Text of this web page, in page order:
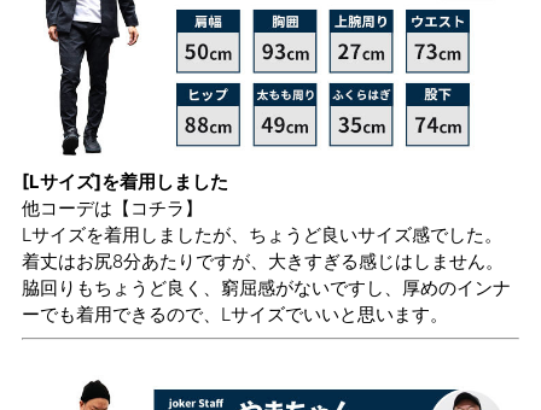
[Lサイズ]を着用しました
他コーデは 【コチラ】
Lサイズを着用しましたが、ちょうど良いサイズ感でした。
着丈はお尻8分あたりですが、大きすぎる感じはしません。
脇回りもちょうど良く、窮屈感がないですし、厚めのインナ
ーでも着用できるので、Lサイズでいいと思います。